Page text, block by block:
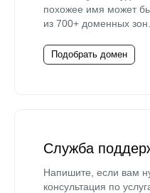
похожее имя может
из 700+ доменных зон.
Подобрать домен
Служба
Напишите, если вам
консультация по